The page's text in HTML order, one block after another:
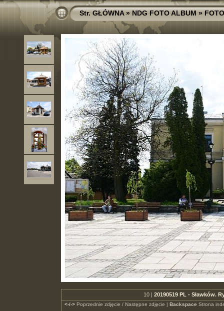
Str. GŁÓWNA»NDG FOTO ALBUM»
10 | 20190519 PL - Sławków.
<-/->Poprzednie zdjęcie / Następne zdjęcie | Backspace Strona